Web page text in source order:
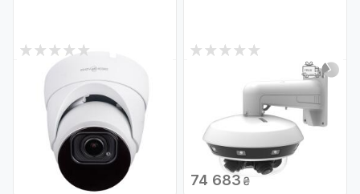
В наявності
IP камера вулична купольна
5MP SD-карта GreenVision
GV-188-IP-IF-DOS50-30 VMA
(Ultra AI)
Код: 21929
₴
4-спрямована
мультисенсорна IP камера
32MP SD-карта GreenVision
GV-197-IP-I-DOS32-50 (Ultra
AI)
Код: 24729
74 683 ₴